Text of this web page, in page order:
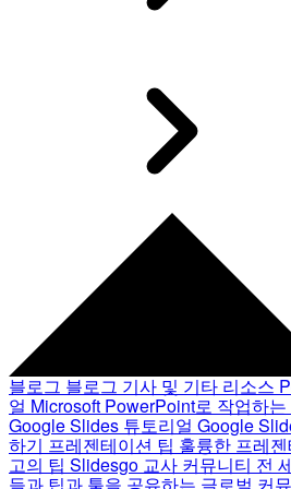
블로그 블로그 기사 및 기타 리소스
얼 Microsoft PowerPoint로 작업하
Google Slides 튜토리얼 Google
하기 프레젠테이션 팁 훌륭한 프레
고의 팁 Slidesgo 교사 커뮤니티 전